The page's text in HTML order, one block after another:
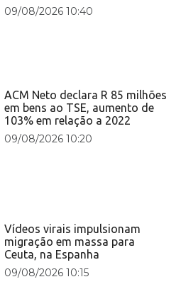
09/08/2026 10:40
ACM Neto declara R 85 milhões
em bens ao TSE, aumento de
103% em relação a 2022
09/08/2026 10:20
Vídeos virais impulsionam
migração em massa para
Ceuta, na Espanha
09/08/2026 10:15